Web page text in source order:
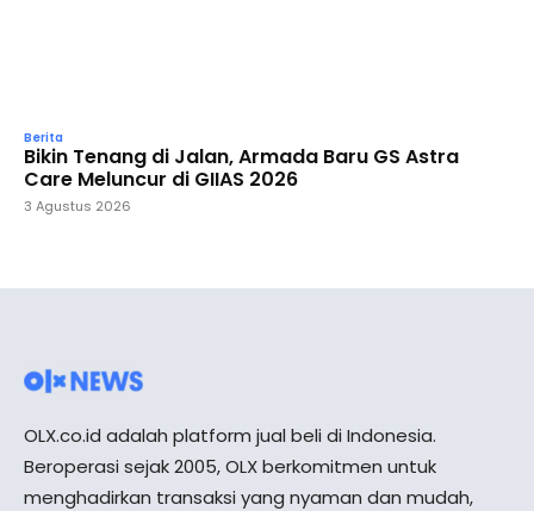
Berita
Bikin Tenang di Jalan, Armada Baru GS Astra
Care Meluncur di GIIAS 2026
3 Agustus 2026
OLX.co.id adalah platform jual beli di Indonesia.
Beroperasi sejak 2005, OLX berkomitmen untuk
menghadirkan transaksi yang nyaman dan mudah,